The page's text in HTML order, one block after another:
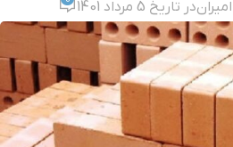
در تاریخ 5 مرداد 1401